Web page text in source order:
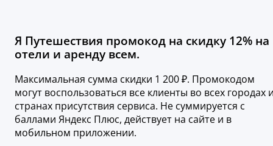
Я Путешествия промокод на скидку 12% на
отели и аренду всем.
Максимальная сумма скидки 1 200 ₽. Промокодом
могут воспользоваться все клиенты во всех городах
странах присутствия сервиса. Не суммируется с
баллами Яндекс Плюс, действует на сайте и в
мобильном приложении.